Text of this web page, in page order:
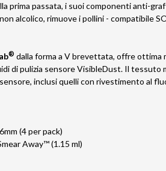
prima passata, i suoi componenti anti-
alcolico, rimuove i pollini - compatibile
® dalla forma a V brevettata, offre ottima
di pulizia sensore VisibleDust. Il
inclusi quelli con rivestimento al
(4 per pack)
Away™ (1.15 ml)